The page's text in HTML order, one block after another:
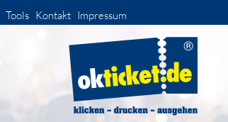
Tools Kontakt Impressum